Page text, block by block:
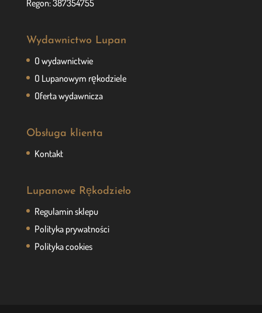
Regon: 387354755
Wydawnictwo Lupan
O wydawnictwie
O Lupanowym rękodziele
Oferta wydawnicza
Obsługa klienta
Kontakt
Lupanowe Rękodzieło
Regulamin sklepu
Polityka prywatności
Polityka cookies